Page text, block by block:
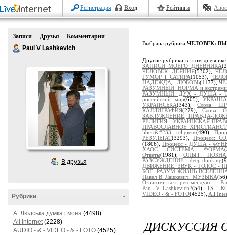
Регистрация Вход Рейтинги
Записи Друзья
Комментарии
Paul V Lashkevich
В друзья
-
Рубрики
A. Людська думка і мова (4498)
All Internet(2228)
AUDIO - & - VIDEO - & - FOTO (4525)
Выбрана рубрика ЧЕЛОВЕК:
Другие рубрики в этом
ЗАПИСИ МОЕГО ДНЕВНИКА
ЧЕЛОВЕК: ДЕЯНИЯ(5302),
ГУМОР і САТИРА(1053),
НАДЕЖДА - ЛЮБОВЬ(1177),
РАЗУМНЫЙ: НОРМА и
РАЗУМНЫЙ: ДУХ - ДУША -
российский мир(605),
УКРАЇНСЬКА(343), Слова:
КАЛЛИГРАФИЯ(279), Слова:
ЗАБЛУЖДЕНИЕ, ПРАВДА-
РЕЛИГИЯ - УКРАИНСКАЯ
ПРАВОСЛАВНОЕ
libert&#233; religieus(490),
РЕЗУЛЬТАТ(3293), Процесс:
(1806), Процесс - ДУША -
ХАОС - СИСТЕМА - ФОРМА
Ответы(1981), ОПЫТ:
РАЗСУЖДЕНИЕ - deep thinking
ДВИЖЕНИЕ: ЗВУК - ГОЛОС -
БОГ: РАЗУМ-ЖИЗНЬ-
Павел В. Лашкевич. МУЗЫКА
Ознакомиться рекомендую -
Paul_V_Lashkevich?(54), TS -
VIDEO - & - FOTO(4525), All
ДИСКУССИЯ